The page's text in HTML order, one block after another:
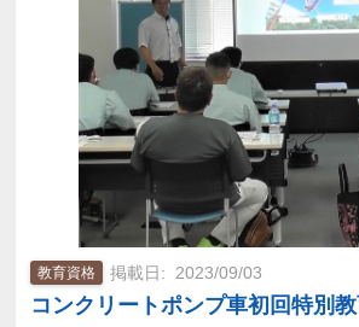
教育資格 2023/09/03
コンクリートポンプ車初回特別